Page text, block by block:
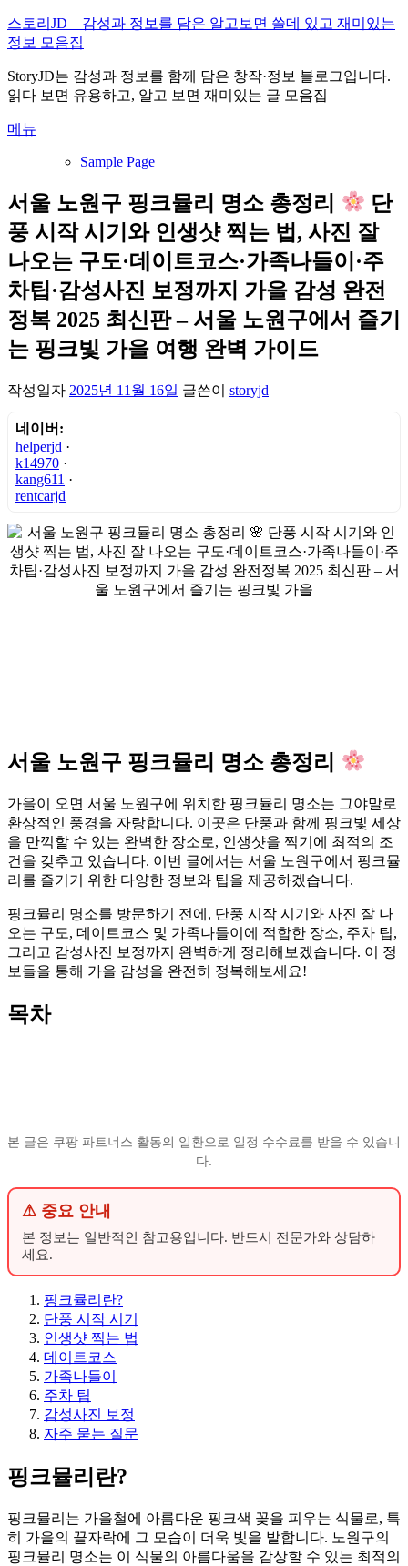
내
용
로
바
가
스토리JD – 감성과 정보를 담은 알고보면 쓸데 있고 재미있는
정보 모음집
StoryJD는 감성과 정보를 함께 담은 창작·정보 블로그입니다.
읽다 보면 유용하고, 알고 보면 재미있는 글 모음집
메뉴
Sample Page
서울 노원구 핑크뮬리 명소 총정리
단
풍 시작 시기와 인생샷 찍는 법, 사진 잘
나오는 구도·데이트코스·가족나들이·주
차팁·감성사진 보정까지 가을 감성 완전
정복 2025 최신판 – 서울 노원구에서 즐기
는 핑크빛 가을 여행 완벽 가이드
작성일자 2025년 11월 16일 글쓴이 storyjd
네이버:
helperjd ·
k14970 ·
kang611 ·
rentcarjd
서울 노원구 핑크뮬리 명소 총정리
가을이 오면 서울 노원구에 위치한 핑크뮬리 명소는 그야말로
환상적인 풍경을 자랑합니다. 이곳은 단풍과 함께 핑크빛 세상
을 만끽할 수 있는 완벽한 장소로, 인생샷을 찍기에 최적의 조
건을 갖추고 있습니다. 이번 글에서는 서울 노원구에서 핑크뮬
리를 즐기기 위한 다양한 정보와 팁을 제공하겠습니다.
핑크뮬리 명소를 방문하기 전에, 단풍 시작 시기와 사진 잘 나
오는 구도, 데이트코스 및 가족나들이에 적합한 장소, 주차 팁,
그리고 감성사진 보정까지 완벽하게 정리해보겠습니다. 이 정
보들을 통해 가을 감성을 완전히 정복해보세요!
목차
본 글은 쿠팡 파트너스 활동의 일환으로 일정 수수료를 받을 수 있습니
다.
⚠ 중요 안내
본 정보는 일반적인 참고용입니다. 반드시 전문가와 상담하
세요.
핑크뮬리란?
단풍 시작 시기
인생샷 찍는 법
데이트코스
가족나들이
주차 팁
감성사진 보정
자주 묻는 질문
핑크뮬리란?
핑크뮬리는 가을철에 아름다운 핑크색 꽃을 피우는 식물로, 특
히 가을의 끝자락에 그 모습이 더욱 빛을 발합니다. 노원구의
핑크뮬리 명소는 이 식물의 아름다움을 감상할 수 있는 최적의